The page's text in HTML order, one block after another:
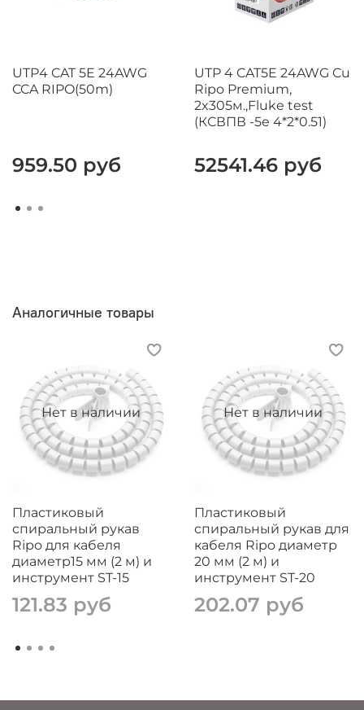
UTP4 CAT 5E 24AWG
CCA RIPO(50m)
959.50 руб
UTP 4 CAT5E 24AWG Cu
Ripo Premium,
2x305м.,Fluke test
(КСВПВ -5е 4*2*0.51)
52541.46 руб
Аналогичные товары
Нет в наличии
Пластиковый
спиральный рукав
Ripo для кабеля
диаметр15 мм (2 м) и
инструмент ST-15
121.83 руб
Нет в наличии
Пластиковый
спиральный рукав для
кабеля Ripo диаметр
20 мм (2 м) и
инструмент ST-20
202.07 руб